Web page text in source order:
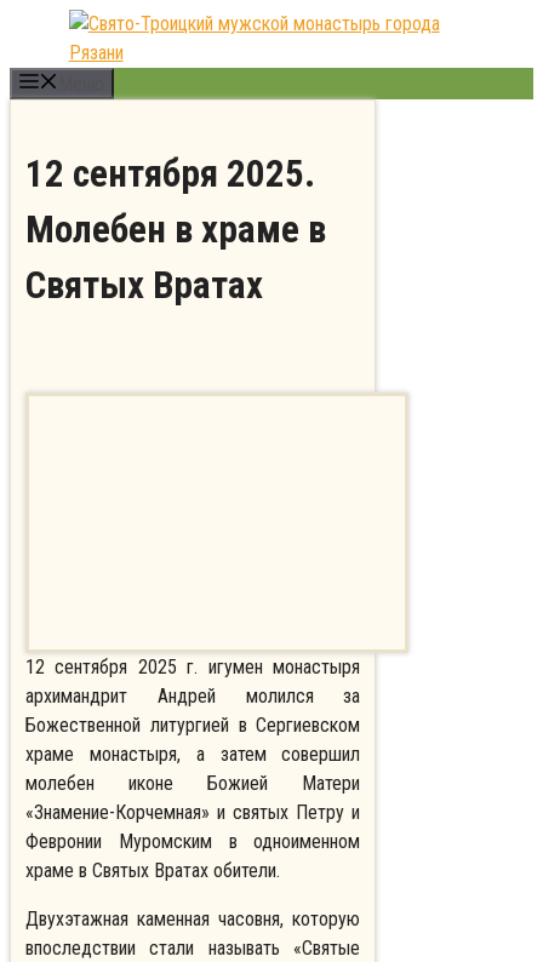
Перейти
содержимому
12 сентября 2025.
Молебен в храме в
Святых Вратах
12 сентября 2025 г. игумен монастыря
архимандрит Андрей молился за
Божественной литургией в Сергиевском
храме монастыря, а затем совершил
молебен иконе Божией Матери
«Знамение-Корчемная» и святых Петру и
Февронии Муромским в одноименном
храме в Святых Вратах обители.
Двухэтажная каменная часовня, которую
впоследствии стали называть «Святые